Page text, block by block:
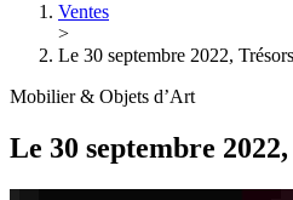
Ventes
>
Le 30 septembre 2022,
Mobilier & Objets d’Art
Le 30 septembre